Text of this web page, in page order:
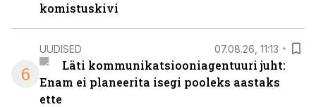
komistuskivi
6
UUDISED 07.08.26, 11:13
Läti kommunikatsiooniagentuuri juht:
Enam ei planeerita isegi pooleks aastaks
ette